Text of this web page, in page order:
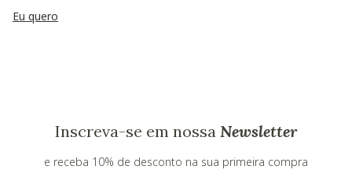
Eu quero
Inscreva-se em nossa Newsletter
e receba 10% de desconto na sua primeira compra